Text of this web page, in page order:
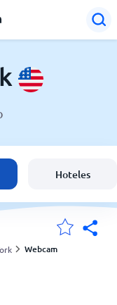
Hoteles
Webcam